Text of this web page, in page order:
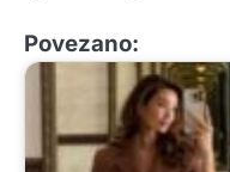
Povezano: